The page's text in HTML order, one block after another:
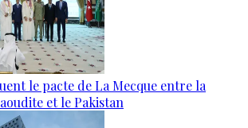
le pacte de La Mecque entre la
et le Pakistan